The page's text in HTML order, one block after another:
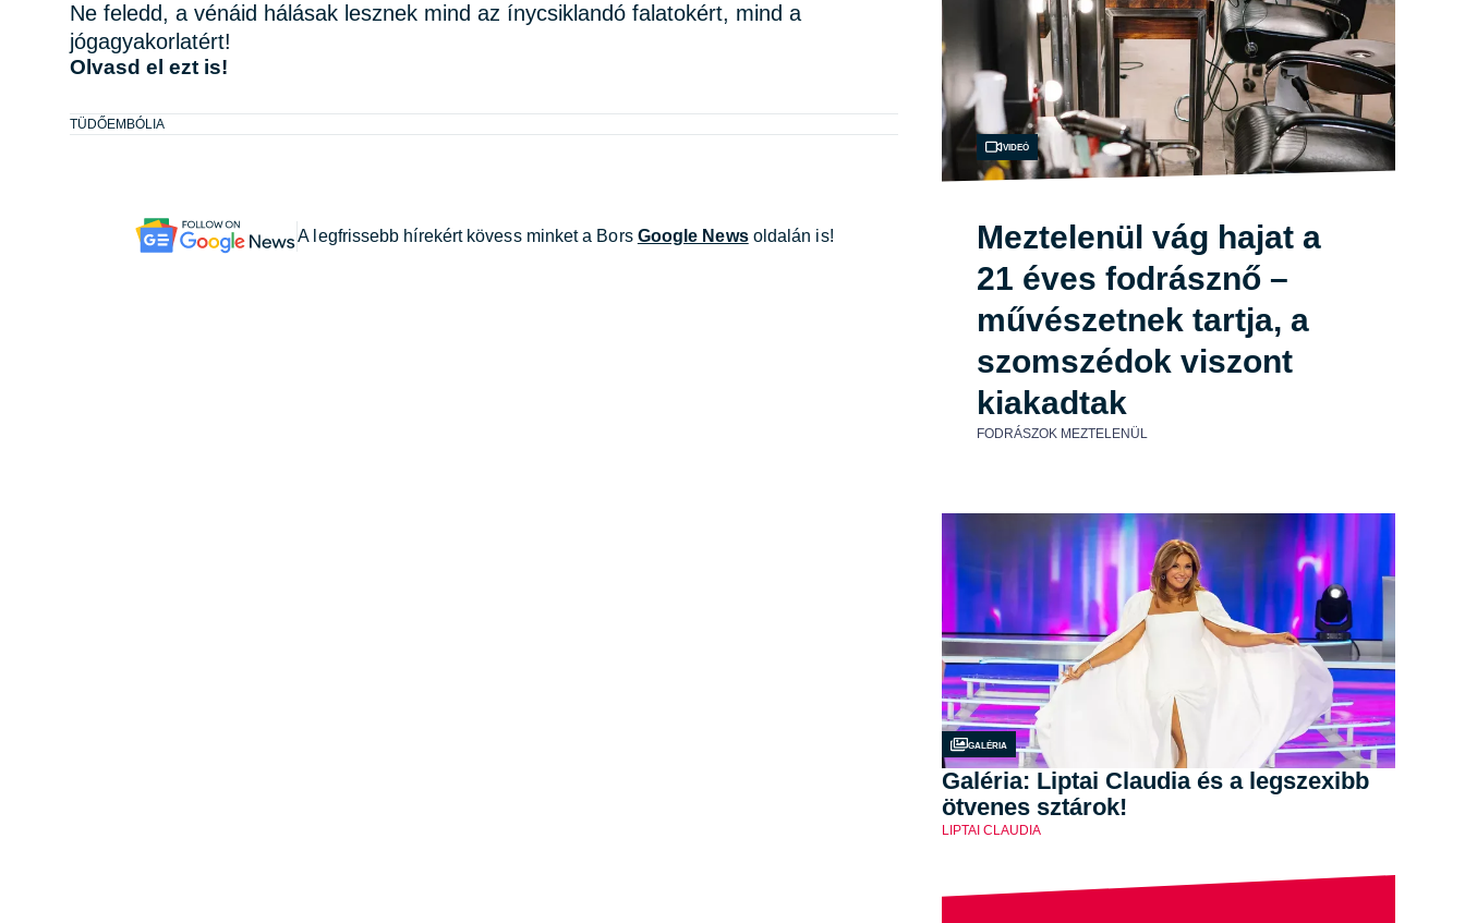
Ne feledd, a vénáid hálásak lesznek mind az ínycsiklandó falatokért, mind a
jógagyakorlatért!
Olvasd el ezt is!
TÜDŐEMBÓLIA
A legfrissebb hírekért kövess minket a Bors Google Newsoldalán is!
Videó
Meztelenül vág hajat a
21 éves fodrásznő –
művészetnek tartja, a
szomszédok viszont
kiakadtak
FODRÁSZOK MEZTELENÜL
Galéria
Galéria: Liptai Claudia és a legszexibb
ötvenes sztárok!
LIPTAI CLAUDIA